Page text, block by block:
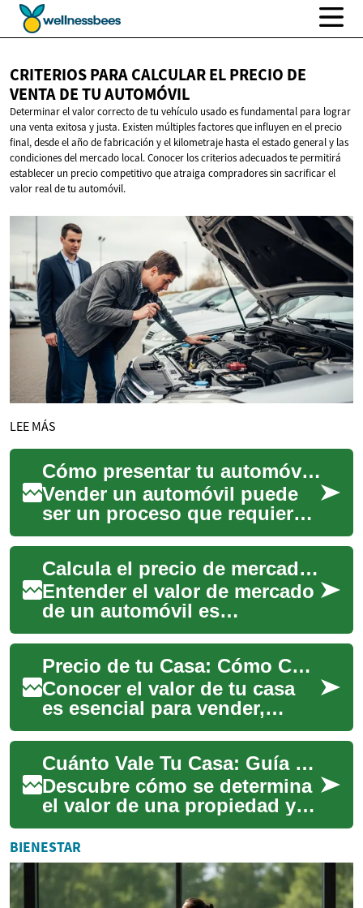
CRITERIOS PARA CALCULAR EL PRECIO DE
VENTA DETU AUTOMÓVIL
Determinar el valor correcto de tu vehículo usado es fundamental para lograr
una venta exitosa y justa. Existen múltiples factores que influyen en el precio
final, desde el año de fabricación y el kilometraje hasta el estado general y las
condiciones del mercado local. Conocer los criterios adecuados te permitirá
establecer un precio competitivo que atraiga compradores sin sacrificar el
valor real de tu automóvil.
LEE MÁS
Cómo presentar tu automóvil para atraer compradores
Vender un automóvil puede
ser un proceso que requiere
atención al detalle y una
estrategia bien definida para
atraer ...
Calcula el precio de mercado de tu automóvil
Entender el valor de mercado
de un automóvil es
fundamental tanto para
compradores como para
vendedores. Determinar e...Precio de tu Casa: Cómo Calcular su Valor Real
Conocer el valor de tu casa
es esencial para vender,
comprar, refinanciar o
comprender tu inversión.
Aprende qué fact...
Cuánto Vale Tu Casa: Guía para Calcular su Precio
Descubre cómo se determina
el valor de una propiedad y
qué herramientas usar para
obtener una estimación
fiable. Desd...
BIENESTAR